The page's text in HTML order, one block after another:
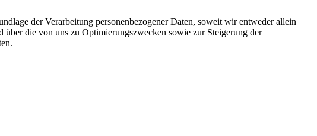
der Verarbeitung personenbezogener Daten, soweit wir entweder allein
die von uns zu Optimierungszwecken sowie zur Steigerung der